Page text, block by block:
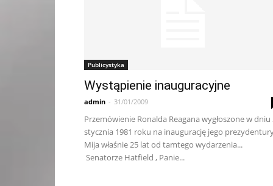
Publicystyka
Wystąpienie inauguracyjne
admin - 31/01/2009
Przemówienie Ronalda Reagana wygłoszone w dniu
stycznia 1981 roku na inaugurację jego
Mija właśnie 25 lat od tamtego wydarzenia...
Senatorze Hatfield , Panie...